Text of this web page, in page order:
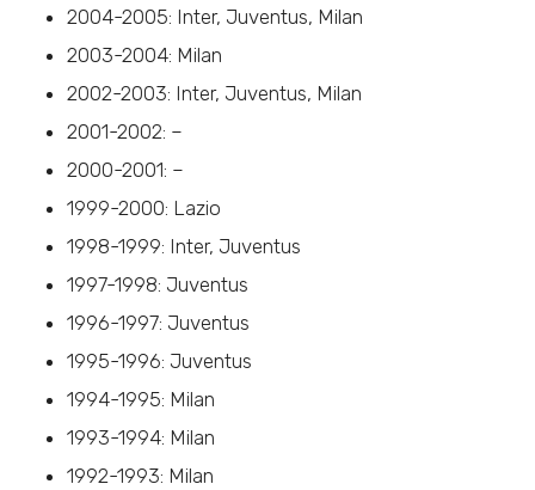
2004-2005: Inter, Juventus, Milan
2003-2004: Milan
2002-2003: Inter, Juventus, Milan
2001-2002: –
2000-2001: –
1999-2000: Lazio
1998-1999: Inter, Juventus
1997-1998: Juventus
1996-1997: Juventus
1995-1996: Juventus
1994-1995: Milan
1993-1994: Milan
1992-1993: Milan